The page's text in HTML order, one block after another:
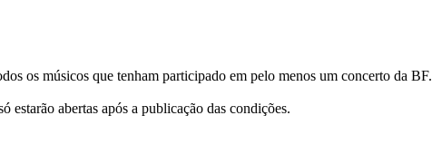
os músicos que tenham participado em pelo menos um concerto da BF.
estarão abertas após a publicação das condições.